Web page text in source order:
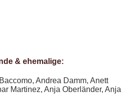
& ehemalige:
Andrea Damm, Anett
Martinez, Anja Oberländer, Anja